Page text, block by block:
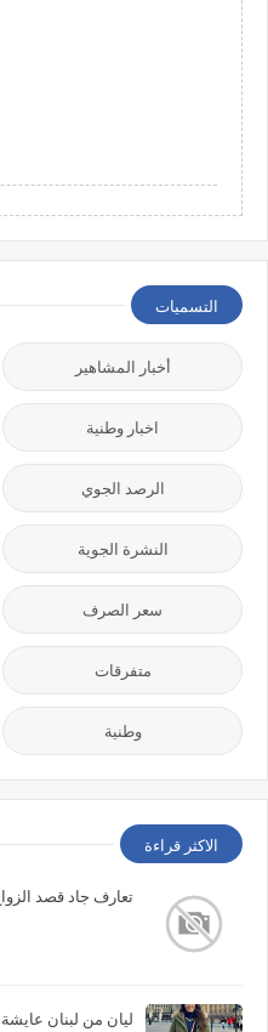
التسميات
أخبار المشاهير
اخبار وطنية
الرصد الجوي
النشرة الجوية
سعر الصرف
متفرقات
وطنية
الاكثر قراءة
تعارف جاد قصد
ليان من لبنان